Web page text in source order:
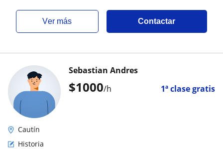
ver más Contactar
$1000/h 1ª clase gratis
Sebastian Andres
Cautín
Historia